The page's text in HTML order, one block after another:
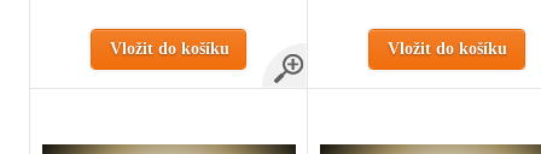
Vložit do košíku Vložit do košíku